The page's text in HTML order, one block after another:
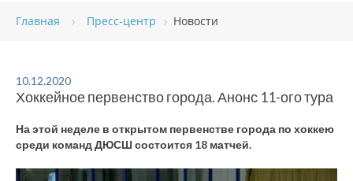
ГЛАВНАЯ
ВИДЫ СПОРТА
ОЦЕНКА КАЧЕСТВА ОБРАЗОВАНИЯ ВАКАНСИИ
ПЛАТНЫЕ УСЛУГИ КОНТАКТЫ
Главная Пресс-центр Новости
10.12.2020
Хоккейное первенство города. Анонс 11-ого тура
На этой неделе в открытом первенстве города по хоккею
среди команд ДЮСШ состоится 18 матчей.